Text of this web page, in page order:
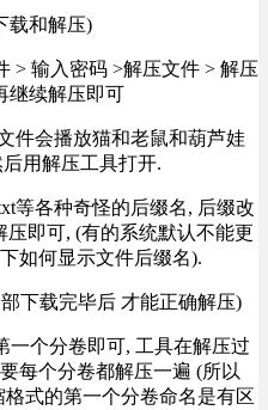
载和解压)
> 输入密码 >解压文件 > 解压
继续解压即可
件会播放猫和老鼠和葫芦娃
用解压工具打开.
等各种奇怪的后缀名, 后缀改
压即可, (有的系统默认不能更
如何显示文件后缀名).
下载完毕后 才能正确解压)
一个分卷即可, 工具在解压过
每个分卷都解压一遍 (所以
式的第一个分卷命名是有区